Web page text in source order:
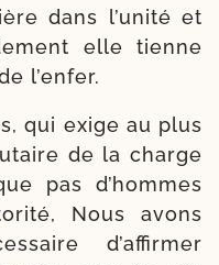
dans l’u­ni­té et
elle tienne
l’enfer.
qui exige au plus
de la charge
pas d’hommes
Nous avons
d’af­fir­mer